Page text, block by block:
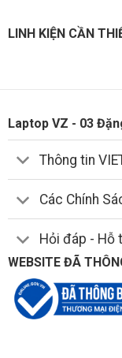
LINH KIỆN CẦN
Laptop VZ - 03
Thông tin
Các Chính
Hỏi đáp - Hỗ
WEBSITE ĐÃ